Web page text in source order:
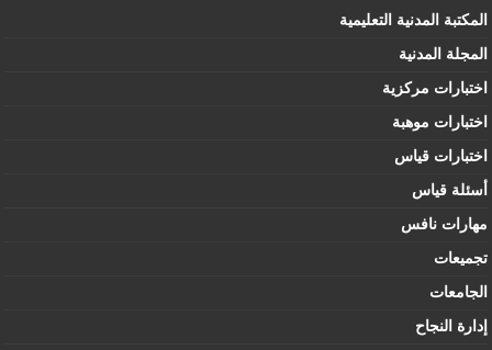
المكتبة المدنية التعليمية
المجلة المدنية
اختبارات مركزية
اختبارات موهبة
اختبارات قياس
أسئلة قياس
مهارات نافس
تجميعات
الجامعات
إدارة النجاح